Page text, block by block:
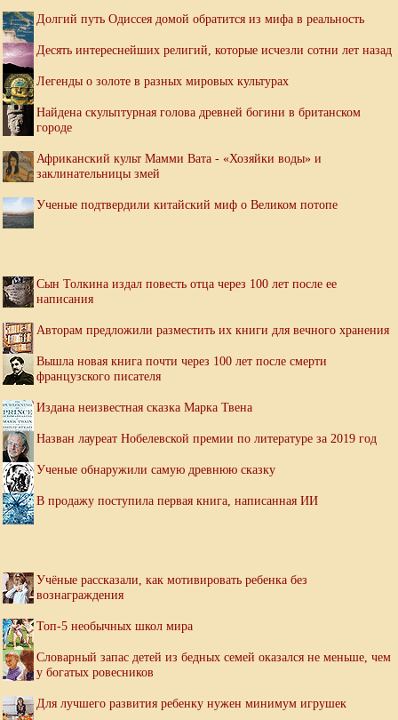
Долгий путь Одиссея домой обратится из мифа в реальность
Десять интереснейших религий, которые исчезли сотни лет назад
Легенды о золоте в разных мировых культурах
Найдена скульптурная голова древней богини в британском
городе
Африканский культ Мамми Вата - «Хозяйки воды» и
заклинательницы змей
Ученые подтвердили китайский миф о Великом потопе
Сын Толкина издал повесть отца через 100 лет после ее
написания
Авторам предложили разместить их книги для вечного хранения
Вышла новая книга почти через 100 лет после смерти
французского писателя
Издана неизвестная сказка Марка Твена
Назван лауреат Нобелевской премии по литературе за 2019 год
Ученые обнаружили самую древнюю сказку
В продажу поступила первая книга, написанная ИИ
Учёные рассказали, как мотивировать ребенка без
вознаграждения
Топ-5 необычных школ мира
Словарный запас детей из бедных семей оказался не меньше, чем
у богатых ровесников
Для лучшего развития ребенку нужен минимум игрушек